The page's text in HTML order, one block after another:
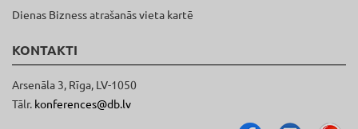
Dienas Bizness atrašanās vieta kartē
KONTAKTI
Arsenāla 3, Rīga, LV-1050
Tālr. konferences@db.lv